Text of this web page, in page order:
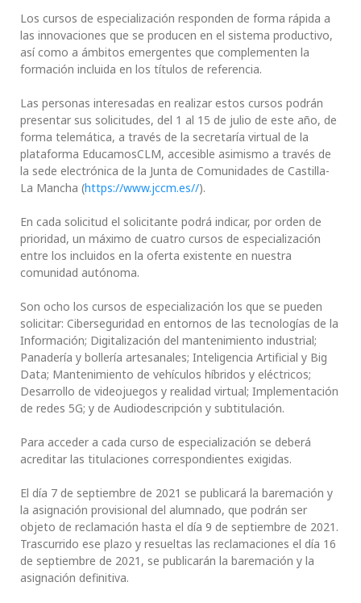
Los cursos de especialización responden de forma rápida a
las innovaciones que se producen en el sistema productivo,
así como a ámbitos emergentes que complementen la
formación incluida en los títulos de referencia.
Las personas interesadas en realizar estos cursos podrán
presentar sus solicitudes, del 1 al 15 de julio de este año, de
forma telemática, a través de la secretaría virtual de la
plataforma EducamosCLM, accesible asimismo a través de
la sede electrónica de la Junta de Comunidades de Castilla-
La Mancha (https://www.jccm.es//).
En cada solicitud el solicitante podrá indicar, por orden de
prioridad, un máximo de cuatro cursos de especialización
entre los incluidos en la oferta existente en nuestra
comunidad autónoma.
Son ocho los cursos de especialización los que se pueden
solicitar: Ciberseguridad en entornos de las tecnologías de la
Información; Digitalización del mantenimiento industrial;
Panadería y bollería artesanales; Inteligencia Artificial y Big
Data; Mantenimiento de vehículos híbridos y eléctricos;
Desarrollo de videojuegos y realidad virtual; Implementación
de redes 5G; y de Audiodescripción y subtitulación.
Para acceder a cada curso de especialización se deberá
acreditar las titulaciones correspondientes exigidas.
El día 7 de septiembre de 2021 se publicará la baremación y
la asignación provisional del alumnado, que podrán ser
objeto de reclamación hasta el día 9 de septiembre de 2021.
Trascurrido ese plazo y resueltas las reclamaciones el día 16
de septiembre de 2021, se publicarán la baremación y la
asignación definitiva.